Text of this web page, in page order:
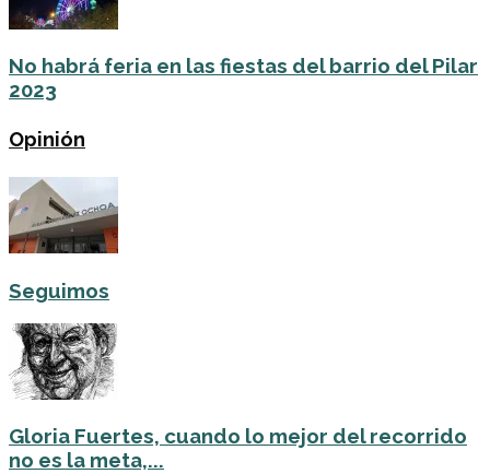
No habrá feria en las fiestas del barrio del Pilar
2023
Opinión
Seguimos
Gloria Fuertes, cuando lo mejor del recorrido
no es la meta,...